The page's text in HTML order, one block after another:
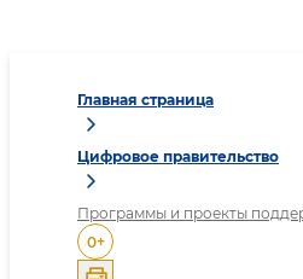
Главная страница
Цифровое правительство
Программы и проекты
0+